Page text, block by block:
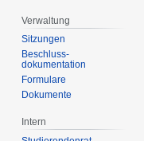
Verwaltung
Sitzungen
Beschluss-
dokumentation
Formulare
Dokumente
Intern